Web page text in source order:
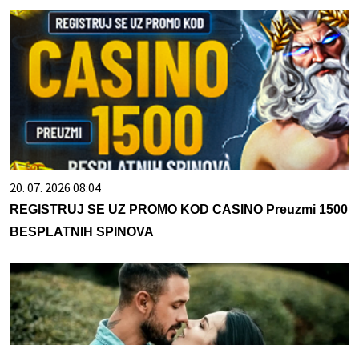
20. 07. 2026 08:04
REGISTRUJ SE UZ PROMO KOD CASINO Preuzmi 1500
BESPLATNIH SPINOVA